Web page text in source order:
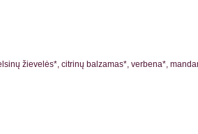
žievelės*, citrinų balzamas*, verbena*,